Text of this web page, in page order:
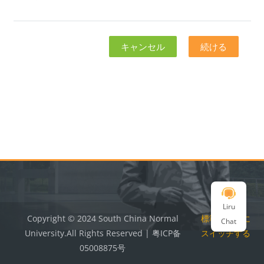
キャンセル 続ける
Liru
Chat
Copyright © 2024 South China Normal
University.All Rights Reserved | 粤ICP备
05008875号
標準テーマに
スイッチする